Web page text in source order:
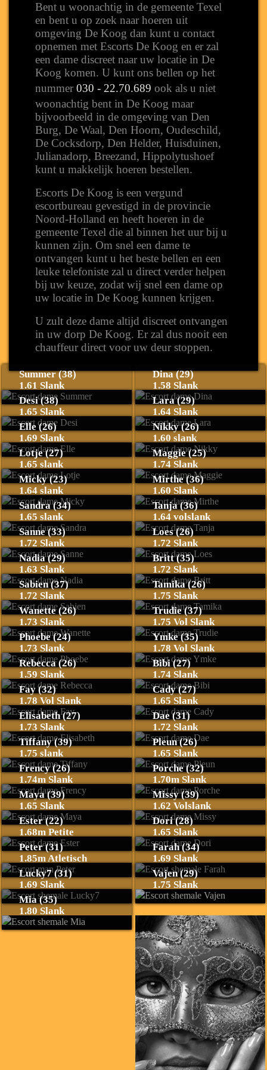
Bent u woonachtig in de gemeente Texel
en bent u op zoek naar hoeren uit
omgeving De Koog dan kunt u contact
opnemen met Escorts De Koog en er zal
een dame discreet naar uw locatie in De
Koog komen. U kunt ons bellen op het
nummer 030 - 22.70.689 ook als u niet
woonachtig bent in De Koog maar
bijvoorbeeld in de omgeving van Den
Burg, De Waal, Den Hoorn, Oudeschild,
De Cocksdorp, Den Helder, Huisduinen,
Julianadorp, Breezand, Hippolytushoef
kunt u makkelijk hoeren bestellen.
Escorts De Koog is een vergund
escortbureau gevestigd in de provincie
Noord-Holland en heeft hoeren in de
gemeente Texel die al binnen het uur bij u
kunnen zijn. Om snel een dame te
ontvangen kunt u het beste bellen en een
leuke telefoniste zal u direct verder helpen
bij uw keuze, zodat wij snel een dame op
uw locatie in De Koog kunnen krijgen.
U zult deze dame altijd discreet ontvangen
in uw dorp De Koog. Er zal dus nooit een
chauffeur direct voor uw deur stoppen.
Summer (38)
1.61 Slank
Dina (29)
1.58 Slank
Desi (38)
1.65 Slank
Lara (29)
1.64 Slank
Elle (26)
1.69 Slank
Nikky (26)
1.60 slank
Lotje (27)
1.65 slank
Maggie (25)
1.74 Slank
Micky (23)
1.64 slank
Mirthe (36)
1.60 Slank
Sandra (34)
1.65 slank
Tanja (36)
1.64 volslank
Sanne (33)
1.72 Slank
Loes (26)
1.72 Slank
Nadia (29)
1.63 Slank
Britt (35)
1.72 Slank
Sabien (37)
1.72 Slank
Tamika (26)
1.75 Slank
Wanette (26)
1.73 Slank
Trudie (37)
1.75 Vol Slank
Phoebe (24)
1.73 Slank
Ymke (35)
1.78 Vol Slank
Rebecca (26)
1.59 Slank
Bibi (27)
1.74 Slank
Fay (32)
1.78 Vol Slank
Cady (27)
1.65 Slank
Elisabeth (27)
1.73 Slank
Dae (31)
1.72 Slank
Tiffany (39)
1.75 slank
Pleun (26)
1.65 Slank
Frency (26)
1.74m Slank
Porche (32)
1.70m Slank
Maya (39)
1.65 Slank
Missy (39)
1.62 Volslank
Ester (22)
1.68m Petite
Dori (28)
1.65 Slank
Peter (31)
1.85m Atletisch
Farah (34)
1.69 Slank
Lucky7 (31)
1.69 Slank
Vajen (29)
1.75 Slank
Mia (35)
1.80 Slank